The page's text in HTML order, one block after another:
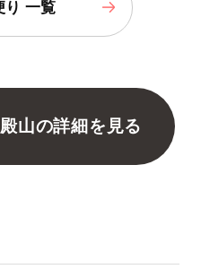
り 一覧
山の詳細を見る